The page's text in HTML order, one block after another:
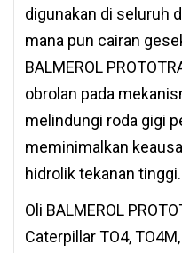
digunakan di seluruh
mana pun cairan
BALMEROL
obrolan pada
melindungi roda gigi
meminimalkan
hidrolik tekanan tinggi.
Oli BALMEROL
Caterpillar TO4,